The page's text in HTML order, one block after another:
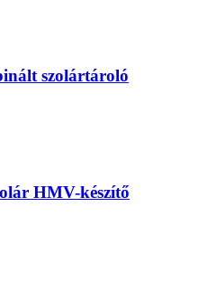
szolártároló
HMV-készítő